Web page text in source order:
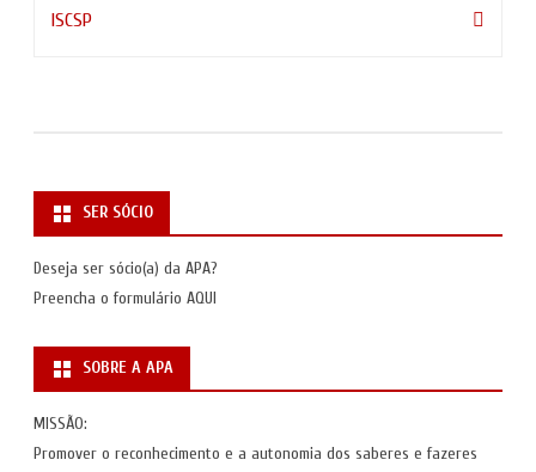
ISCSP
SER SÓCIO
Deseja ser sócio(a) da APA?
Preencha o formulário AQUI
SOBRE A APA
MISSÃO:
Promover o reconhecimento e a autonomia dos saberes e fazeres